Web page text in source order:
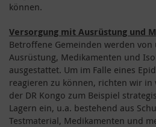
können.
Versorgung mit Ausrüstung und
Betroffene Gemeinden werden
Ausrüstung, Medikamenten und
ausgestattet. Um im Falle eines
reagieren zu können, richten wir in
der DR Kongo zum Beispiel
Lagern ein, u.a. bestehend aus
Testmaterial, Medikamenten und